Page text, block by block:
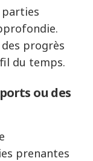
progrès
du temps.
ou des
prenantes